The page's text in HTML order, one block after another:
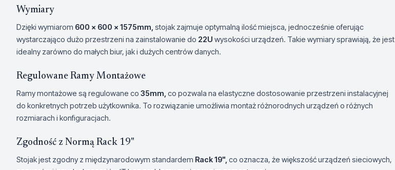
Wymiary
Dzięki wymiarom 600 x 600 x 1575mm, stojak zajmuje optymalną ilość miejsca, jednocześnie oferując
wystarczająco dużo przestrzeni na zainstalowanie do 22U wysokości urządzeń. Takie wymiary sprawiają, że jest
idealny zarówno do małych biur, jak i dużych centrów danych.
Regulowane Ramy Montażowe
Ramy montażowe są regulowane co 35mm, co pozwala na elastyczne dostosowanie przestrzeni instalacyjnej
do konkretnych potrzeb użytkownika. To rozwiązanie umożliwia montaż różnorodnych urządzeń o różnych
rozmiarach i konfiguracjach.
Zgodność z Normą Rack 19"
Stojak jest zgodny z międzynarodowym standardem Rack 19", co oznacza, że większość urządzeń sieciowych,